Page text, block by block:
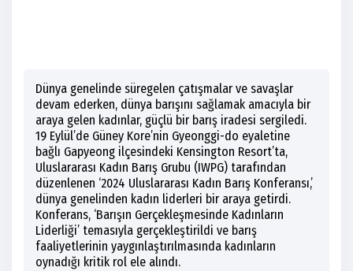
Dünya genelinde süregelen çatışmalar ve savaşlar
devam ederken, dünya barışını sağlamak amacıyla bir
araya gelen kadınlar, güçlü bir barış iradesi sergiledi.
19 Eylül’de Güney Kore’nin Gyeonggi-do eyaletine
bağlı Gapyeong ilçesindeki Kensington Resort’ta,
Uluslararası Kadın Barış Grubu (IWPG) tarafından
düzenlenen ‘2024 Uluslararası Kadın Barış Konferansı,’
dünya genelinden kadın liderleri bir araya getirdi.
Konferans, ‘Barışın Gerçekleşmesinde Kadınların
Liderliği’ temasıyla gerçekleştirildi ve barış
faaliyetlerinin yaygınlaştırılmasında kadınların
oynadığı kritik rol ele alındı.